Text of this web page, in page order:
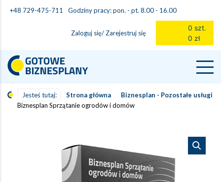
+48 729-475-711 Godziny pracy: pon. - pt. 8.00 - 16.00
Zaloguj się/ Zarejestruj się
0 szt.
0 zł
Jesteś tutaj: Strona główna
Biznesplan - Pozostałe usługi
Biznesplan Sprzątanie ogrodów i domów